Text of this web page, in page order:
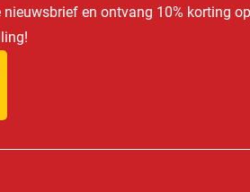
nieuwsbrief en ontvang 10% korting op